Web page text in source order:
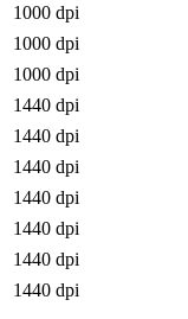
1000 dpi
1000 dpi
1000 dpi
1440 dpi
1440 dpi
1440 dpi
1440 dpi
1440 dpi
1440 dpi
1440 dpi